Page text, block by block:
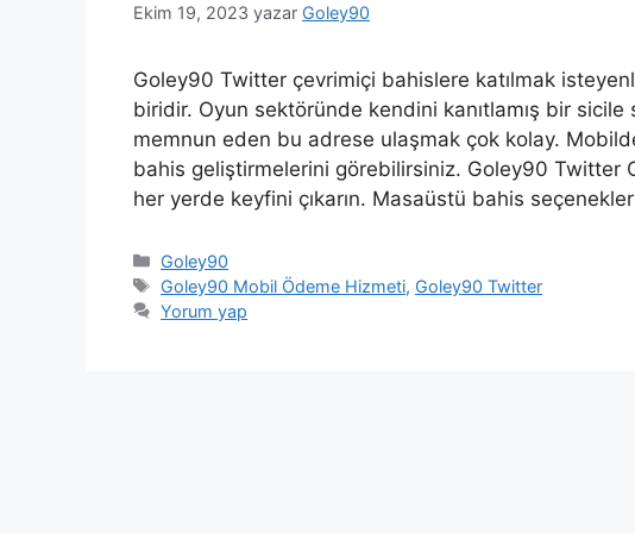
Ekim 19, 2023 yazar Goley90
Goley90 Twitter çevrimiçi bahislere katılmak
biridir. Oyun sektöründe kendini kanıtlamış bir
memnun eden bu adrese ulaşmak çok kolay.
bahis geliştirmelerini görebilirsiniz. Goley90 Twitter
her yerde keyfini çıkarın. Masaüstü bahis
Kategoriler
Goley90
Etiketler
Goley90 Mobil Ödeme Hizmeti, Goley90 Twitter
Yorum yap